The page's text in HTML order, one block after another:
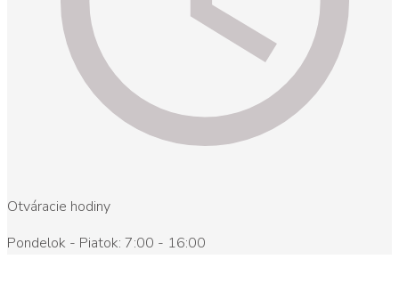
Otváracie hodiny
Pondelok - Piatok: 7:00 - 16:00